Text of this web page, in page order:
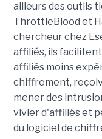
ailleurs des outils
ThrottleBlood et
chercheur chez
affiliés, ils
affiliés moins
chiffrement,
mener des
vivier d'affiliés et
du logiciel de